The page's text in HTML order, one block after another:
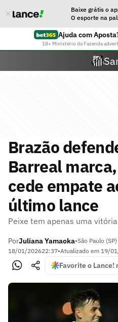
Baixe grátis o
O esporte na
Ajuda com
18+ Ministério da Fazenda
Brazão
Barreal
cede empate
último lance
Peixe tem apenas uma
PorJuliana Yamaoka•São Paulo (SP)
18/01/202622:37•Atualizado em 19/
Favorite o Lance!